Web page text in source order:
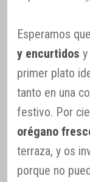
Esperamos
y encurtidos
primer plato
tanto en una
festivo. Por
orégano
terraza, y os
porque no